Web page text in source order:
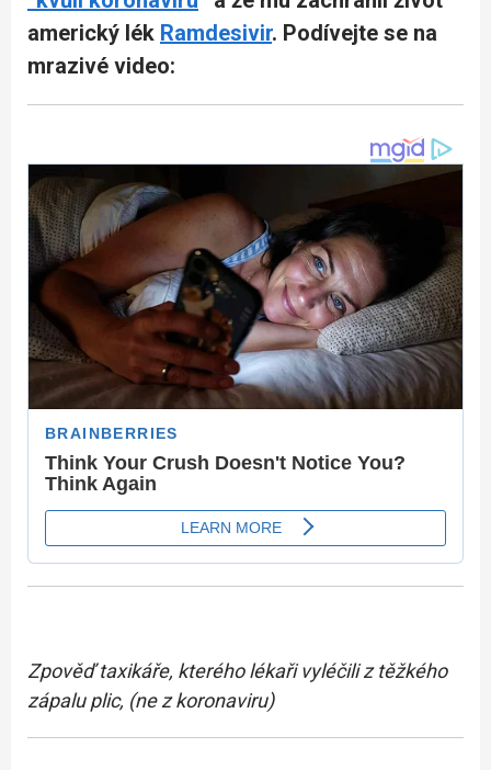
americký lék Ramdesivir. Podívejte se na
mrazivé video:
Zpověď taxikáře, kterého lékaři vyléčili z těžkého
zápalu plic, (ne z koronaviru)